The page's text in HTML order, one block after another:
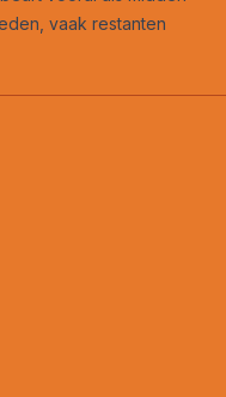
vaak restanten